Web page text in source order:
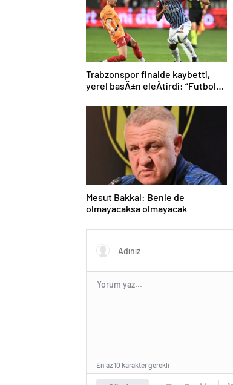
Trabzonspor finalde kaybetti,
yerel basÄ±n eleÅtirdi: “Futbol
Mesut Bakkal: Benle de
olmayacaksa olmayacak
En az 10 karakter gerekli